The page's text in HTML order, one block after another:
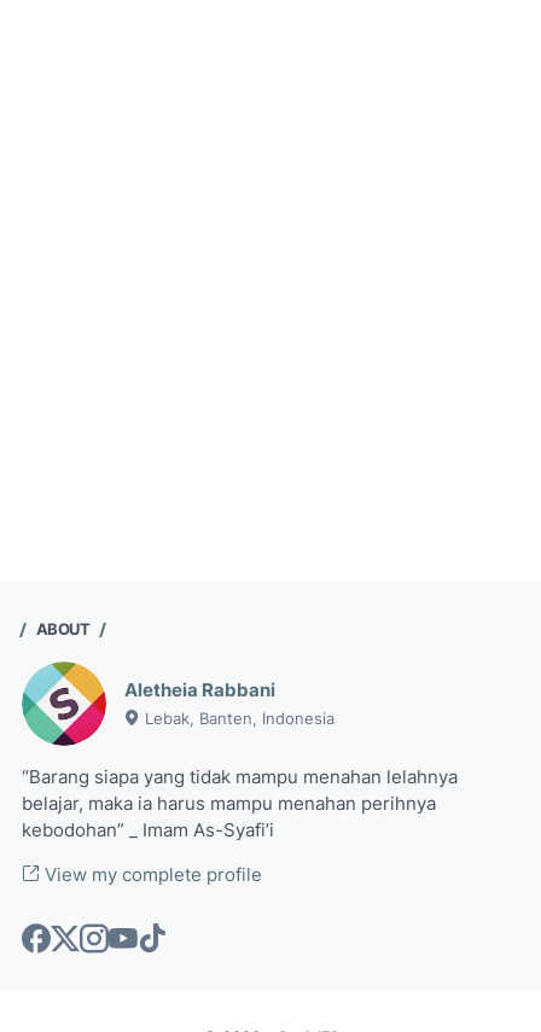
ABOUT
Aletheia Rabbani
Lebak, Banten, Indonesia
“Barang siapa yang tidak mampu menahan lelahnya
belajar, maka ia harus mampu menahan perihnya
kebodohan” _ Imam As-Syafi’i
View my complete profile